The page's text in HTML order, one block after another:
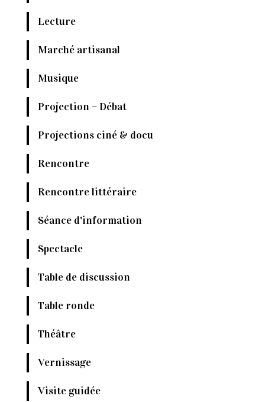
Lecture
Marché artisanal
Musique
Projection – Débat
Projections ciné & docu
Rencontre
Rencontre littéraire
Séance d'information
Spectacle
Table de discussion
Table ronde
Théâtre
Vernissage
Visite guidée